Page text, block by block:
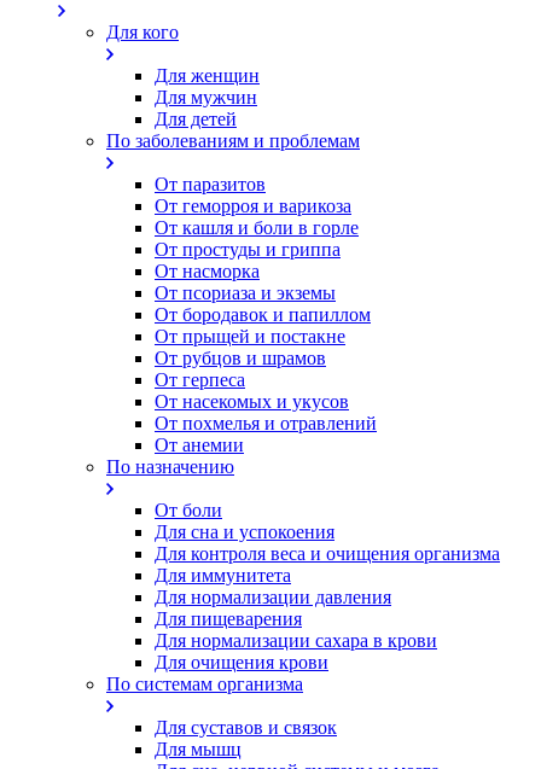
Для кого
Для женщин
Для мужчин
Для детей
По заболеваниям и проблемам
От паразитов
Oт геморроя и варикоза
От кашля и боли в горле
От простуды и гриппа
От насморка
Oт псориаза и экземы
От бородавок и папиллом
От прыщей и постакне
От рубцов и шрамов
От герпеса
От насекомых и укусов
От похмелья и отравлений
От анемии
По назначению
От боли
Для сна и успокоения
Для контроля веса и очищения организма
Для иммунитета
Для нормализации давления
Для пищеварения
Для нормализации сахара в крови
Для очищения крови
По системам организма
Для суставов и связок
Для мышц